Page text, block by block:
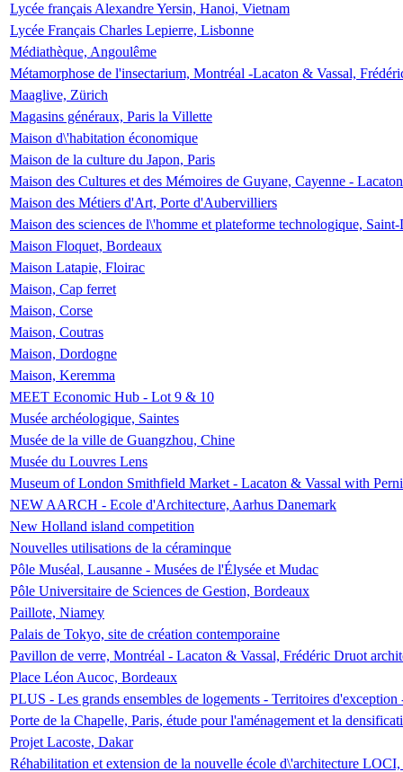
Lycée français Alexandre Yersin, Hanoi, Vietnam
Lycée Français Charles Lepierre, Lisbonne
Médiathèque, Angoulême
Métamorphose de l'insectarium, Montréal -Lacaton & Vassal,
Maaglive, Zürich
Magasins généraux, Paris la Villette
Maison d\'habitation économique
Maison de la culture du Japon, Paris
Maison des Cultures et des Mémoires de Guyane, Cayenne -
Maison des Métiers d'Art, Porte d'Aubervilliers
Maison des sciences de l\'homme et plateforme technologique,
Maison Floquet, Bordeaux
Maison Latapie, Floirac
Maison, Cap ferret
Maison, Corse
Maison, Coutras
Maison, Dordogne
Maison, Keremma
MEET Economic Hub - Lot 9 & 10
Musée archéologique, Saintes
Musée de la ville de Guangzhou, Chine
Musée du Louvres Lens
Museum of London Smithfield Market - Lacaton & Vassal with
NEW AARCH - Ecole d'Architecture, Aarhus Danemark
New Holland island competition
Nouvelles utilisations de la céraminque
Pôle Muséal, Lausanne - Musées de l'Élysée et Mudac
Pôle Universitaire de Sciences de Gestion, Bordeaux
Paillote, Niamey
Palais de Tokyo, site de création contemporaine
Pavillon de verre, Montréal - Lacaton & Vassal, Frédéric Druot
Place Léon Aucoc, Bordeaux
PLUS - Les grands ensembles de logements - Territoires
Porte de la Chapelle, Paris, étude pour l'aménagement et la
Projet Lacoste, Dakar
Réhabilitation et extension de la nouvelle école d\'architecture